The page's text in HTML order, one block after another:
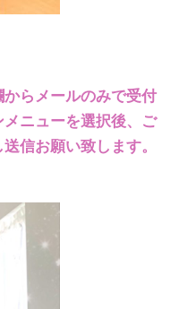
らメールのみで受付
ニューを選択後、ご
信お願い致します。